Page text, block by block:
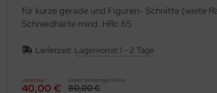
für kurze gerade und Figuren- Schnitte (weite
Schneidhärte mind. HRc 65
Lieferzeit: Lagervorrat 1 - 2 Tage
Jetzt nur
40,00 €
Unser bisheriger Preis
80,00 €